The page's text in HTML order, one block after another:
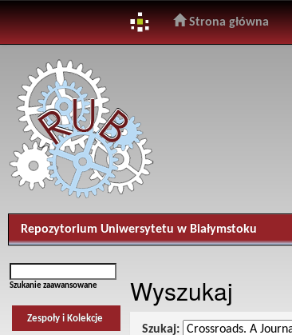
navigation
Strona główna
Repozytorium Uniwersytetu w Białymstoku
Szukanie zaawansowane
Zespoły i Kolekcje
Wyszukaj
Szukaj: